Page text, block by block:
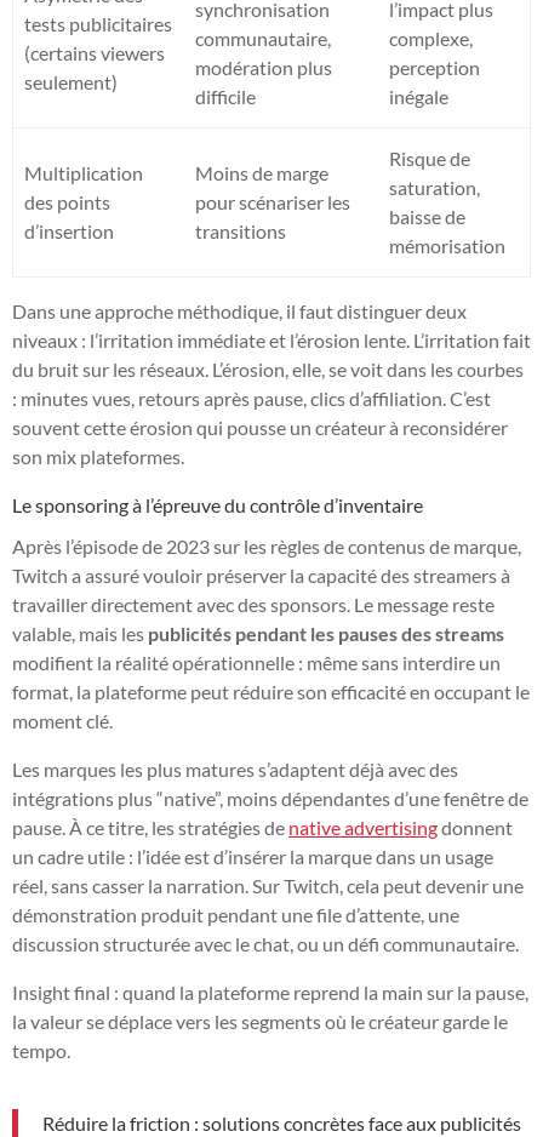
tests publicitaires
(certains viewers
seulement)
synchronisation
communautaire,
modération plus
difficile
l’impact plus
complexe,
perception
inégale
Multiplication
des points
d’insertion
Moins de marge
pour scénariser les
transitions
Risque de
saturation,
baisse de
mémorisation
Dans une approche méthodique, il faut distinguer deux
niveaux : l’irritation immédiate et l’érosion lente. L’irritation fait
du bruit sur les réseaux. L’érosion, elle, se voit dans les courbes
: minutes vues, retours après pause, clics d’affiliation. C’est
souvent cette érosion qui pousse un créateur à reconsidérer
son mix plateformes.
Le sponsoring à l’épreuve du contrôle d’inventaire
Après l’épisode de 2023 sur les règles de contenus de marque,
Twitch a assuré vouloir préserver la capacité des streamers à
travailler directement avec des sponsors. Le message reste
valable, mais les publicités pendant les pauses des streams
modifient la réalité opérationnelle : même sans interdire un
format, la plateforme peut réduire son efficacité en occupant le
moment clé.
Les marques les plus matures s’adaptent déjà avec des
intégrations plus “native”, moins dépendantes d’une fenêtre de
pause. À ce titre, les stratégies de native advertisingdonnent
un cadre utile : l’idée est d’insérer la marque dans un usage
réel, sans casser la narration. Sur Twitch, cela peut devenir une
démonstration produit pendant une file d’attente, une
discussion structurée avec le chat, ou un défi communautaire.
Insight final : quand la plateforme reprend la main sur la pause,
la valeur se déplace vers les segments où le créateur garde le
tempo.
Réduire la friction : solutions concrètes face aux publicités